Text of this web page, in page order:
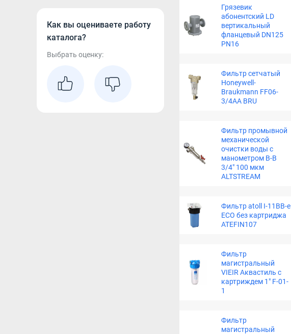
Как вы оцениваете работу
каталога?
Выбрать оценку:
Грязевик
абонентский LD
вертикальный
фланцевый DN125
PN16
Фильтр сетчатый
Honeywell-
Braukmann FF06-
3/4AA BRU
Фильтр промывной
механической
очистки воды с
манометром В-В
3/4" 100 мкм
ALTSTREAM
Фильтр atoll I-11BB-e
ECO без картриджа
ATEFIN107
Фильтр
магистральный
VIEIR Аквастиль с
картриждем 1" F-01-
1
Фильтр
магистральный